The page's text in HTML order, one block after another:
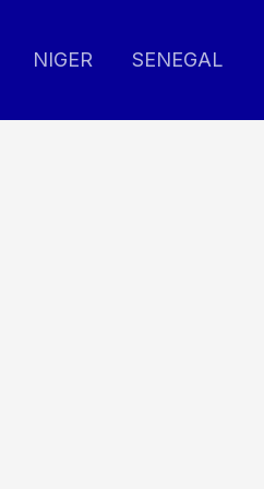
NIGER SENEGAL